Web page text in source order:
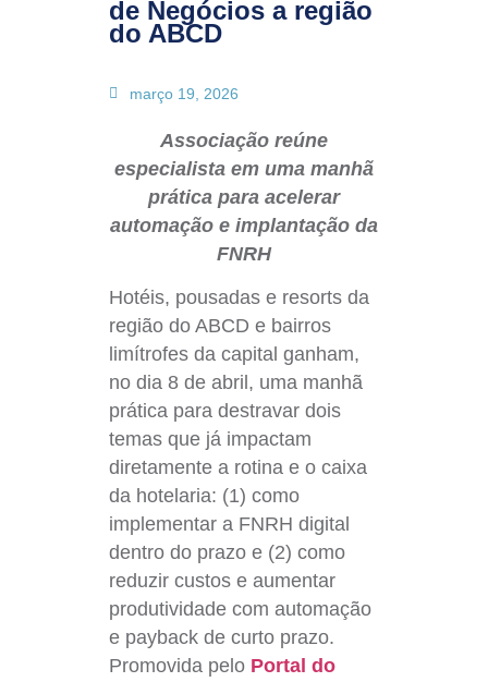
de Negócios a região
do ABCD
março 19, 2026
Associação reúne
especialista em uma manhã
prática para acelerar
automação e implantação da
FNRH
Hotéis, pousadas e resorts da
região do ABCD e bairros
limítrofes da capital ganham,
no dia 8 de abril, uma manhã
prática para destravar dois
temas que já impactam
diretamente a rotina e o caixa
da hotelaria: (1) como
implementar a FNRH digital
dentro do prazo e (2) como
reduzir custos e aumentar
produtividade com automação
e payback de curto prazo.
Promovida pelo Portal do